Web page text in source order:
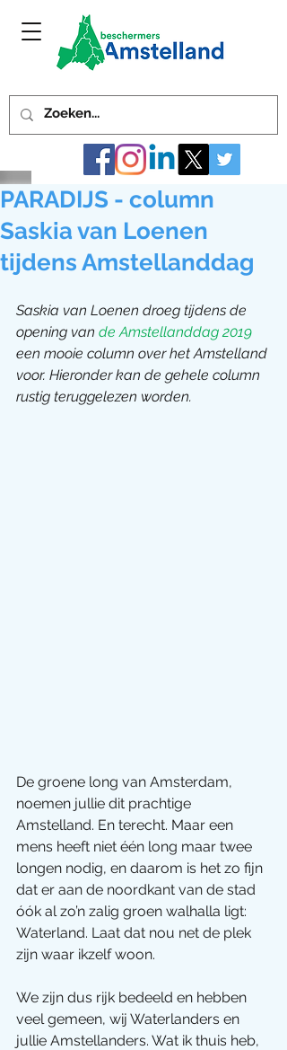
PARADIJS - column
Saskia van Loenen
tijdens Amstellanddag
Saskia van Loenen droeg tijdens de
opening van de Amstellanddag 2019
een mooie column over het Amstelland
voor. Hieronder kan de gehele column
rustig teruggelezen worden.
De groene long van Amsterdam,
noemen jullie dit prachtige
Amstelland. En terecht. Maar een
mens heeft niet één long maar twee
longen nodig, en daarom is het zo fijn
dat er aan de noordkant van de stad
óók al zo’n zalig groen walhalla ligt:
Waterland. Laat dat nou net de plek
zijn waar ikzelf woon.
We zijn dus rijk bedeeld en hebben
veel gemeen, wij Waterlanders en
jullie Amstellanders. Wat ik thuis heb,